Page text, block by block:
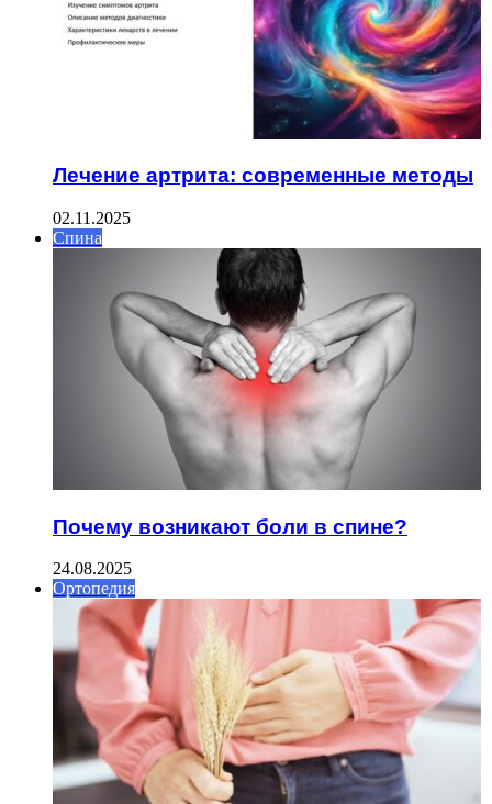
Лечение артрита: современные методы
02.11.2025
Спина
Почему возникают боли в спине?
24.08.2025
Ортопедия